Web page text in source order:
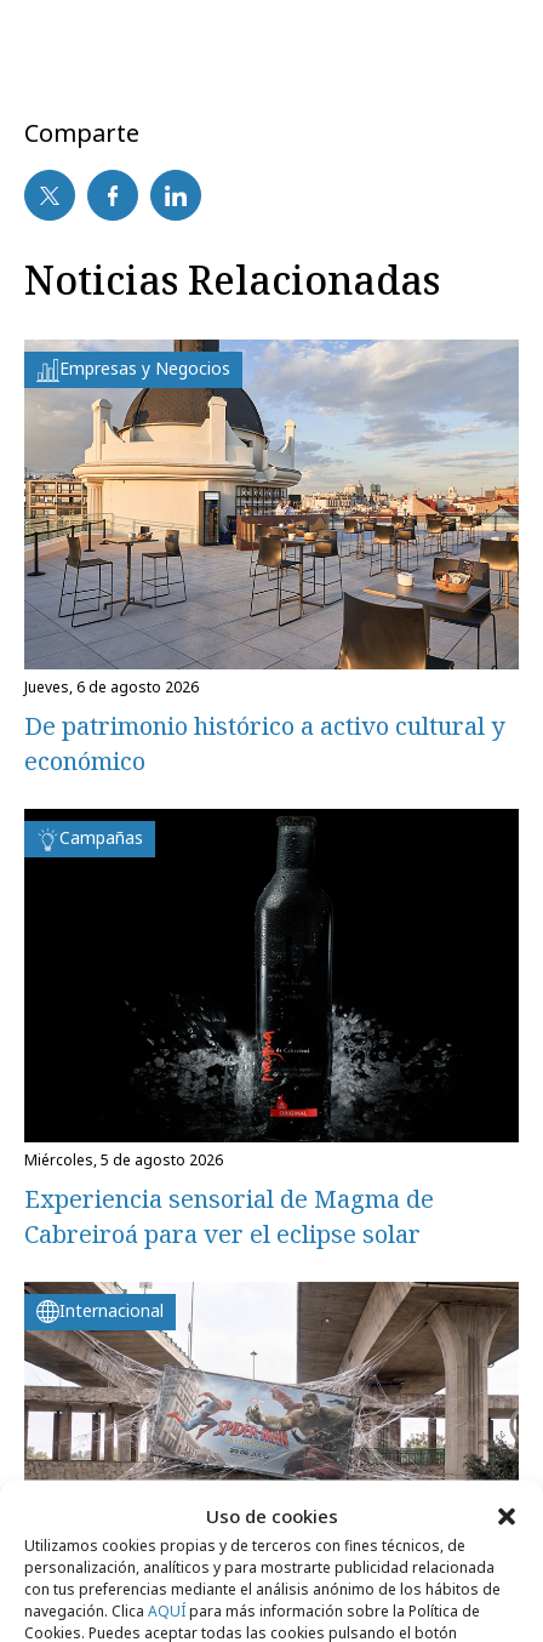
Uso de cookies
Utilizamos cookies propias y de terceros con fines técnicos, de
personalización, analíticos y para mostrarte publicidad relacionada
con tus preferencias mediante el análisis anónimo de los hábitos de
navegación. Clica AQUÍpara más información sobre la Política de
Cookies. Puedes aceptar todas las cookies pulsando el botón
Comparte
Noticias Relacionadas
Empresas y Negocios
jueves, 6 de agosto 2026
De patrimonio histórico a activo cultural y
económico
Campañas
miércoles, 5 de agosto 2026
Experiencia sensorial de Magma de
Cabreiroá para ver el eclipse solar
Internacional
miércoles, 5 de agosto 2026